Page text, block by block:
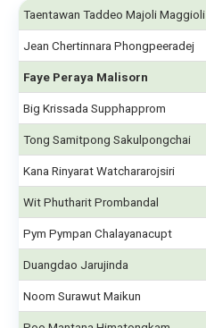
Taentawan Taddeo Majoli Maggioli
Jean Chertinnara Phongpeeradej
Faye Peraya Malisorn
Big Krissada Supphapprom
Tong Samitpong Sakulpongchai
Kana Rinyarat Watchararojsiri
Wit Phutharit Prombandal
Pym Pympan Chalayanacupt
Duangdao Jarujinda
Noom Surawut Maikun